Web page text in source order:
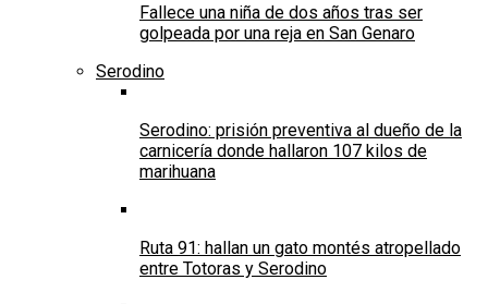
Fallece una niña de dos años tras ser
golpeada por una reja en San Genaro
Serodino
Serodino: prisión preventiva al dueño de la
carnicería donde hallaron 107 kilos de
marihuana
Ruta 91: hallan un gato montés atropellado
entre Totoras y Serodino